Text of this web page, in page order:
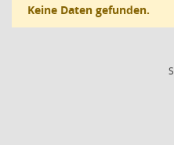
Keine Daten gefunden.